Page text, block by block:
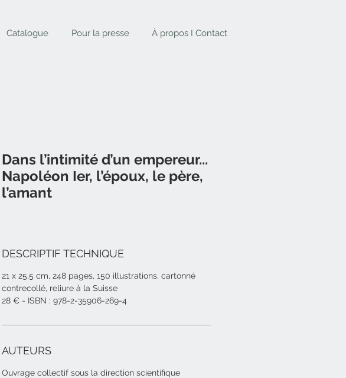
Catalogue Pour la presse À propos I Contact
Dans l’intimité d’un empereur...
Napoléon Ier, l’époux, le père,
l’amant
DESCRIPTIF TECHNIQUE
21 x 25,5 cm, 248 pages, 150 illustrations, cartonné
contrecollé, reliure à la Suisse
28 € - ISBN : 978-2-35906-269-4
AUTEURS
Ouvrage collectif sous la direction scientifique